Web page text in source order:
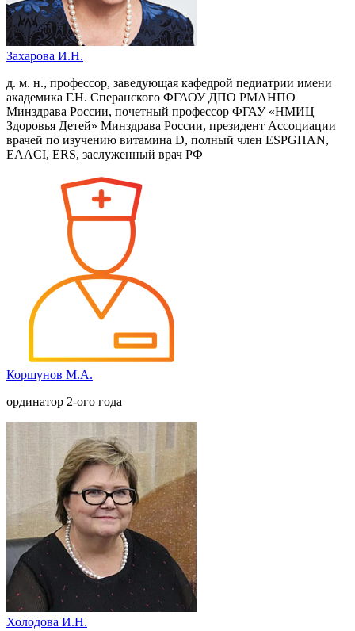
Захарова И.Н.
д. м. н., профессор, заведующая кафедрой педиатрии имени
академика Г.Н. Сперанского ФГАОУ ДПО РМАНПО
Минздрава России, почетный профессор ФГАУ «НМИЦ
Здоровья Детей» Минздрава России, президент Ассоциации
врачей по изучению витамина D, полный член ESPGHAN,
EAACI, ERS, заслуженный врач РФ
Коршунов М.А.
ординатор 2-ого года
Холодова И.Н.